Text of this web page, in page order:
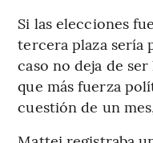
Si las elecciones
tercera plaza sería
caso no deja de
que más fuerza
cuestión de un